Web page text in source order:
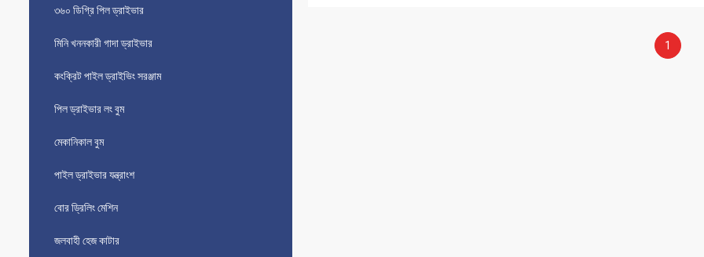
৩৬০ ডিগ্রি পিল ড্রাইভার
মিনি খননকারী গাদা ড্রাইভার
কংক্রিট পাইল ড্রাইভিং সরঞ্জাম
পিল ড্রাইভার লং বুম
মেকানিকাল বুম
পাইল ড্রাইভার যন্ত্রাংশ
বোর ড্রিলিং মেশিন
জলবাহী হেজ কাটার
1